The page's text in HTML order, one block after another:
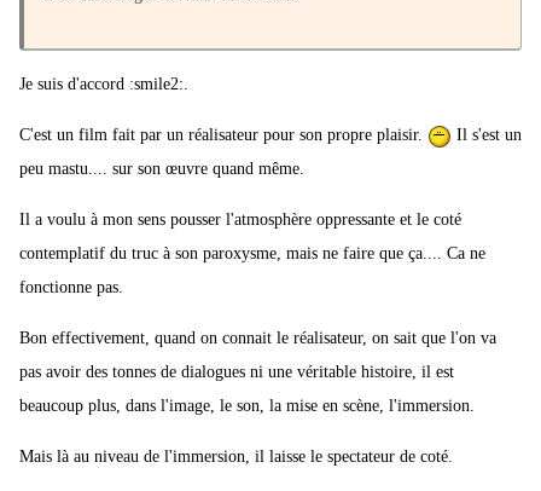
Je suis d'accord :smile2:.
C'est un film fait par un réalisateur pour son propre plaisir.
Il s'est un
peu mastu.... sur son œuvre quand même.
Il a voulu à mon sens pousser l'atmosphère oppressante et le coté
contemplatif du truc à son paroxysme, mais ne faire que ça.... Ca ne
fonctionne pas.
Bon effectivement, quand on connait le réalisateur, on sait que l'on va
pas avoir des tonnes de dialogues ni une véritable histoire, il est
beaucoup plus, dans l'image, le son, la mise en scène, l'immersion.
Mais là au niveau de l'immersion, il laisse le spectateur de coté.